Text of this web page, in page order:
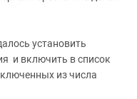
установить
и включить в список
из числа